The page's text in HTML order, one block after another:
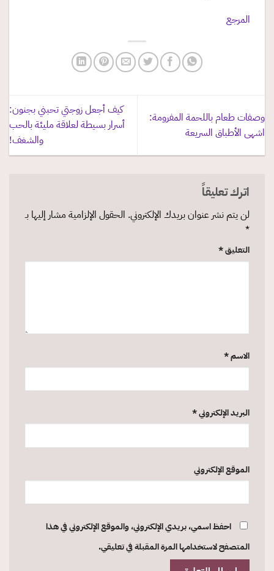
المرجع
وصفات طعام باللحمة المفرومة:
اشهى الأطباق السريعة
كيف أجعل زوجتي تحبني بجنون:
أسرار بسيطة لعلاقة مليئة بالحب
والشغف!
اترك تعليقاً
لن يتم نشر عنوان بريدك الإلكتروني. الحقول الإلزامية مشار إليها بـ
*
التعليق*
الاسم*
البريد الإلكتروني*
الموقع الإلكتروني
احفظ اسمي، بريدي الإلكتروني، والموقع الإلكتروني في هذا
المتصفح لاستخدامها المرة المقبلة في تعليقي.